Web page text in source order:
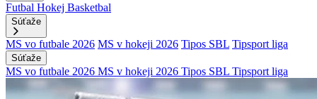
Futbal Hokej Basketbal
Súťaže
MS vo futbale 2026 MS v hokeji 2026 Tipos SBL Tipsport liga
Súťaže
MS vo futbale 2026 MS v hokeji 2026 Tipos SBL Tipsport liga